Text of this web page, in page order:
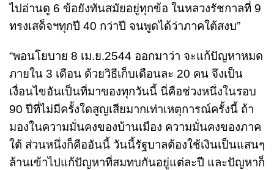
ไปอ่านดู 6 ข้อยังทันสมัยอยู่ทุกข้อ ในหลวงรัชกาลที่ 9
ทรงเสด็จฯทุกปี 40 กว่าปี จนพูดได้ว่าภาคใต้สงบ”
“พอนโยบาย 8 เม.ย.2544 ออกมาว่า จะแก้ปัญหาหมด
ภายใน 3 เดือน ด้วยวิธีเก็บเดือนละ 20 คน จึงเป็น
เงื่อนไขอันเป็นที่มาของทุกวันนี้ นี่คือช่วงหนึ่งในรอบ
90 ปีที่ไม่มีครั้งใดสูญเสียมากเท่าเหตุการณ์ครั้งนี้ ถ้า
มองในความมั่นคงของบ้านเมือง ความมั่นคงของภาค
ใต้ ส่วนหนึ่งก็คืออันนี้ วันนี้รัฐบาลต้องใช้เงินเป็นแสนๆ
ล้านเข้าไปแก้ปัญหาที่สมทบกันอยู่แต่ละปี และปัญหาก็